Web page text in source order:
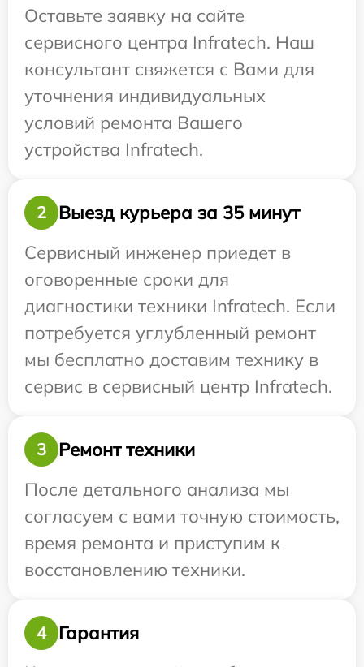
Оставьте заявку на сайте
сервисного центра Infratech. Наш
консультант свяжется с Вами для
уточнения индивидуальных
условий ремонта Вашего
устройства Infratech.
2
Выезд курьера за 35 минут
Сервисный инженер приедет в
оговоренные сроки для
диагностики техники Infratech. Если
потребуется углубленный ремонт
мы бесплатно доставим технику в
сервис в сервисный центр Infratech.
3
Ремонт техники
После детального анализа мы
согласуем с вами точную стоимость,
время ремонта и приступим к
восстановлению техники.
4
Гарантия